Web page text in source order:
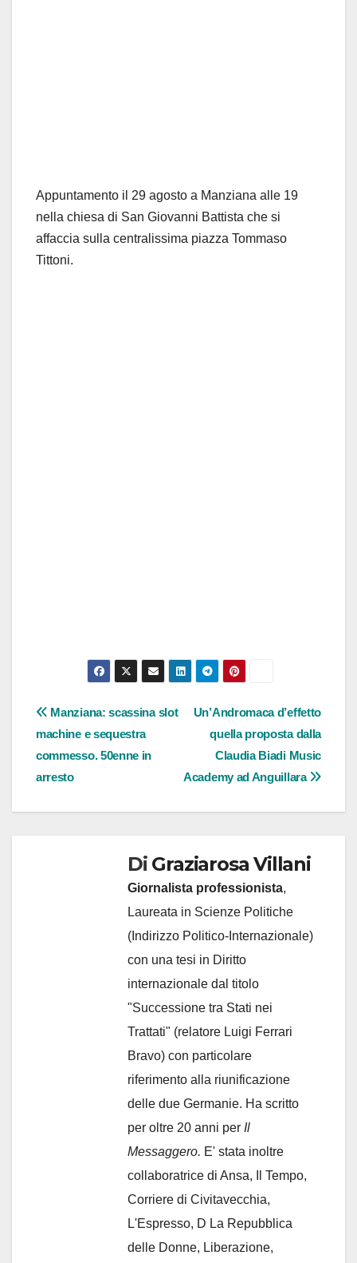
Appuntamento il 29 agosto a Manziana alle 19
nella chiesa di San Giovanni Battista che si
affaccia sulla centralissima piazza Tommaso
Tittoni.
Navigazione
articoli
Un’Andromaca d’effetto
quella proposta dalla
Claudia Biadi Music
Academy ad Anguillara
Manziana: scassina slot
machine e sequestra
commesso. 50enne in
arresto
Di Graziarosa Villani
Giornalista professionista,
Laureata in Scienze Politiche
(Indirizzo Politico-Internazionale)
con una tesi in Diritto
internazionale dal titolo
"Successione tra Stati nei
Trattati" (relatore Luigi Ferrari
Bravo) con particolare
riferimento alla riunificazione
delle due Germanie. Ha scritto
per oltre 20 anni per Il
Messaggero. E' stata inoltre
collaboratrice di Ansa, Il Tempo,
Corriere di Civitavecchia,
L'Espresso, D La Repubblica
delle Donne, Liberazione,